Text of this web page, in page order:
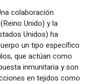
colaboración
Unido) y la
Unidos) ha
un tipo específico
que actúan como
inmunitaria y son
en tejidos como